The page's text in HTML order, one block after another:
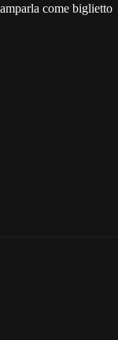
come biglietto